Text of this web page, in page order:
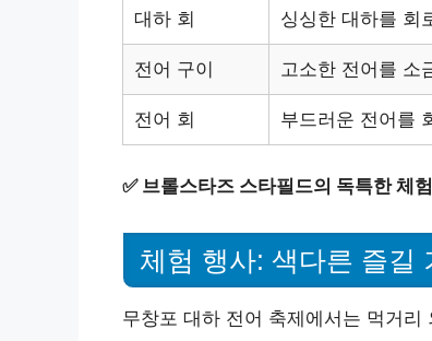
대하 회 싱싱한 대하를 회
전어 구이 고소한 전어를 소
전어 회 부드러운 전어를
✅ 브롤스타즈 스타필드의 독특한 체
체험 행사: 색다른 즐길
무창포 대하 전어 축제에서는 먹거